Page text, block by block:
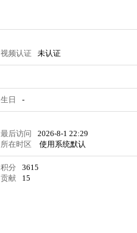
视频认证 未认证
生日 -
最后访问 2026-8-1 22:29
所在时区 使用系统默认
积分 3615
贡献 15